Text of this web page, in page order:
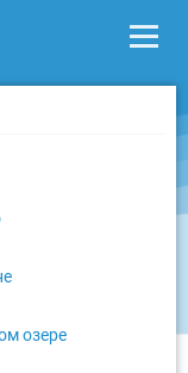
озере